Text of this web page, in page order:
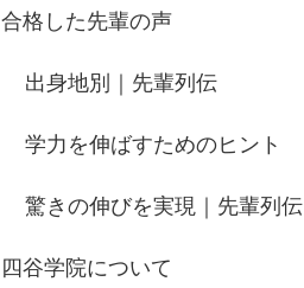
合格した先輩の声
出身地別｜先輩列伝
学力を伸ばすためのヒント
驚きの伸びを実現｜先輩列伝
四谷学院について